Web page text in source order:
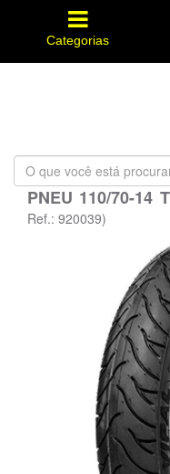
Categorias
O
que
você
está
PNEU 110/70-14
Ref.: 920039)